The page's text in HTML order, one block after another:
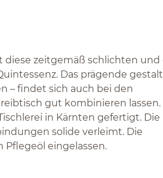
diese zeitgemäß schlichten und
Das prägende
– findet sich auch bei den
gut kombinieren
in Kärnten gefertigt. Die
solide verleimt. Die
eingelassen.